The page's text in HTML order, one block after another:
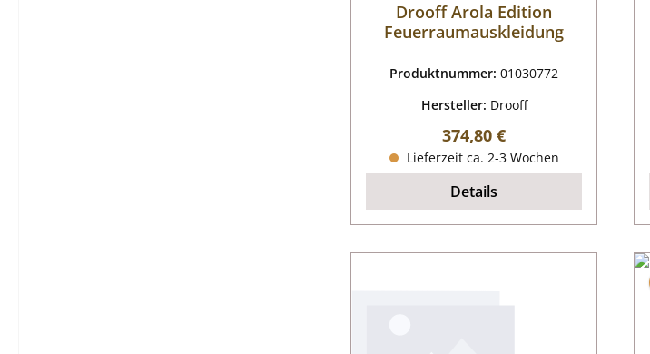
Drooff Arola Edition
Feuerraumauskleidung
Produktnummer:01030772
Hersteller: Drooff
Regulärer Preis:
374,80 €
Lieferzeit ca. 2-3 Wochen
Details